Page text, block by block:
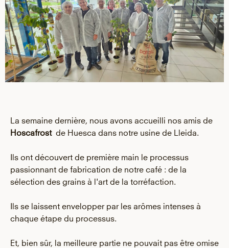
La semaine dernière, nous avons accueilli nos amis de
Hoscafrost de Huesca dans notre usine de Lleida.
Ils ont découvert de première main le processus
passionnant de fabrication de notre café : de la
sélection des grains à l'art de la torréfaction.
Ils se laissent envelopper par les arômes intenses à
chaque étape du processus.
Et, bien sûr, la meilleure partie ne pouvait pas être omise